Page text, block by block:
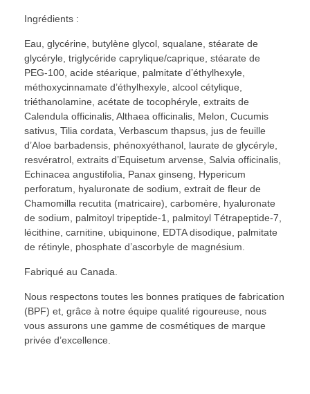
Ingrédients :
Eau, glycérine, butylène glycol, squalane, stéarate de
glycéryle, triglycéride caprylique/caprique, stéarate de
PEG-100, acide stéarique, palmitate d’éthylhexyle,
méthoxycinnamate d’éthylhexyle, alcool cétylique,
triéthanolamine, acétate de tocophéryle, extraits de
Calendula officinalis, Althaea officinalis, Melon, Cucumis
sativus, Tilia cordata, Verbascum thapsus, jus de feuille
d’Aloe barbadensis, phénoxyéthanol, laurate de glycéryle,
resvératrol, extraits d’Equisetum arvense, Salvia officinalis,
Echinacea angustifolia, Panax ginseng, Hypericum
perforatum, hyaluronate de sodium, extrait de fleur de
Chamomilla recutita (matricaire), carbomère, hyaluronate
de sodium, palmitoyl tripeptide-1, palmitoyl Tétrapeptide-7,
lécithine, carnitine, ubiquinone, EDTA disodique, palmitate
de rétinyle, phosphate d’ascorbyle de magnésium.
Fabriqué au Canada.
Nous respectons toutes les bonnes pratiques de fabrication
(BPF) et, grâce à notre équipe qualité rigoureuse, nous
vous assurons une gamme de cosmétiques de marque
privée d’excellence.